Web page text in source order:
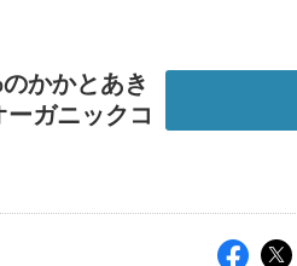
かかとあき
ガニックコ